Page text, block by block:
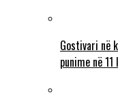
Gostivari në
punime në